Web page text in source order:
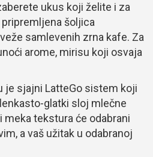
ukus koji želite i za
šoljica
samlevenih zrna kafe. Za
arome, mirisu koji osvaja
je sjajni LatteGo sistem koji
glatki sloj mlečne
meka tekstura će odabrani
a vaš užitak u odabranoj